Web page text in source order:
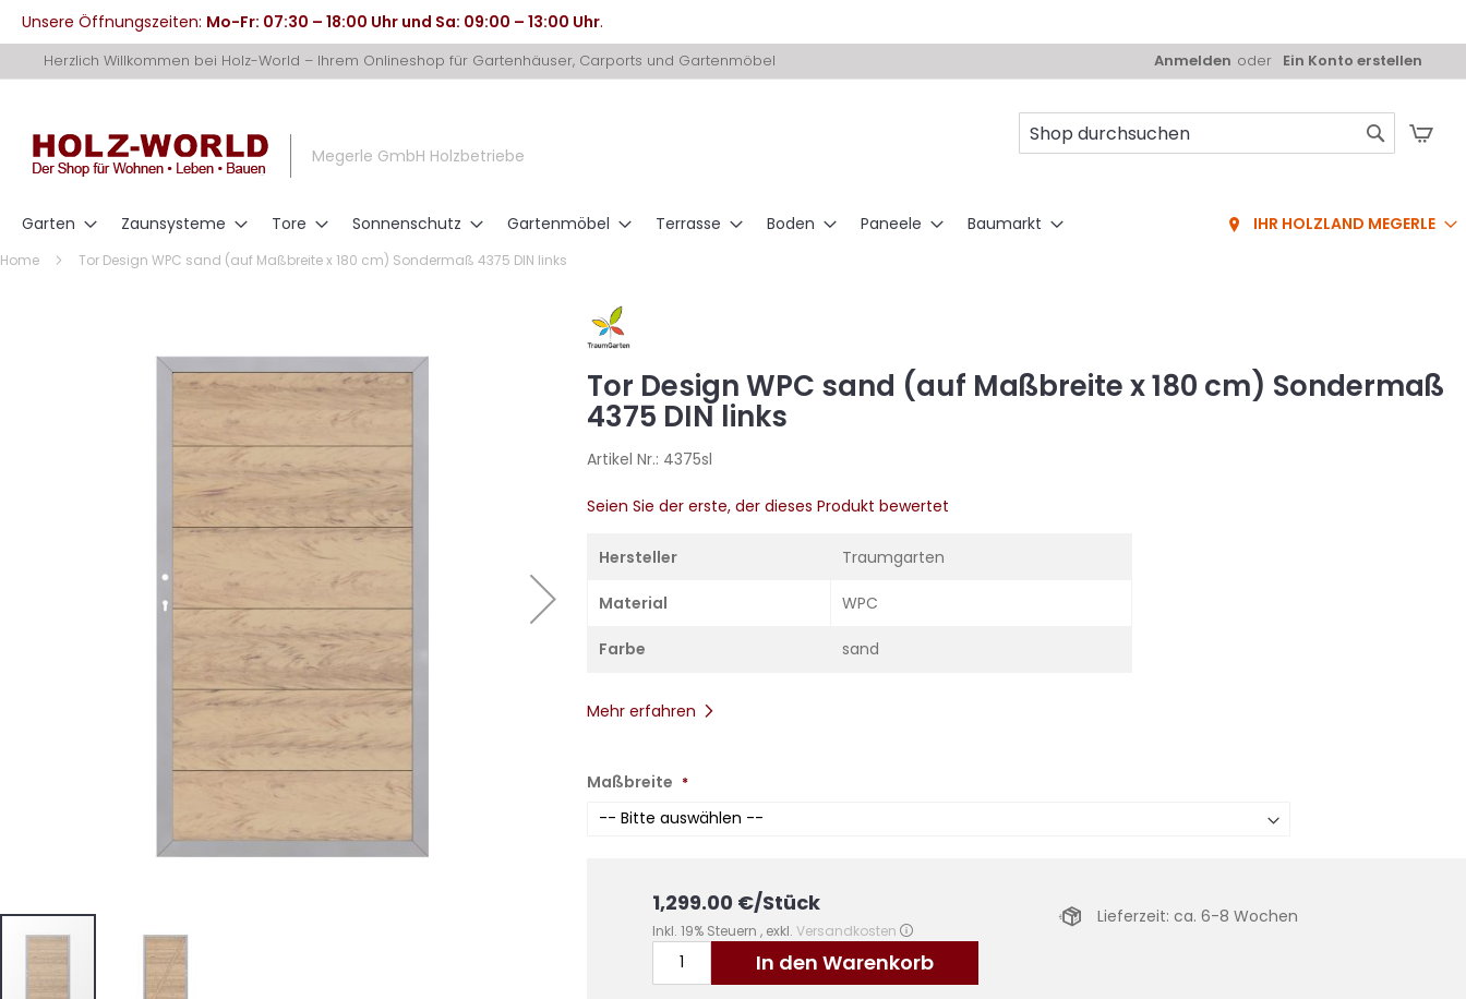
Unsere Öffnungszeiten: Mo-Fr: 07:30 – 18:00 Uhr und Sa: 09:00 – 13:00 Uhr.
zum
Herzlich Willkommen bei Holz-World – Ihrem Onlineshop für Gartenhäuser, Carports und Gartenmöbel Anmelden Ein Konto erstellen
Megerle GmbH Holzbetriebe
Garten Zaunsysteme Tore Sonnenschutz Gartenmöbel Terrasse Boden Paneele Baumarkt IHR HOLZLAND MEGERLE
Home Tor Design WPC sand (auf Maßbreite x 180 cm) Sondermaß 4375 DIN links
Tor Design WPC sand (auf Maßbreite x 180 cm) Sondermaß
4375 DIN links
Artikel Nr.: 4375sl
Seien Sie der erste, der dieses Produkt bewertet
Hersteller Traumgarten
Material WPC
Farbe sand
Mehr erfahren
Maßbreite
1,299.00 €/Stück
Inkl. 19% Steuern , exkl. Versandkosten
In den Warenkorb
Lieferzeit: ca. 6-8 Wochen